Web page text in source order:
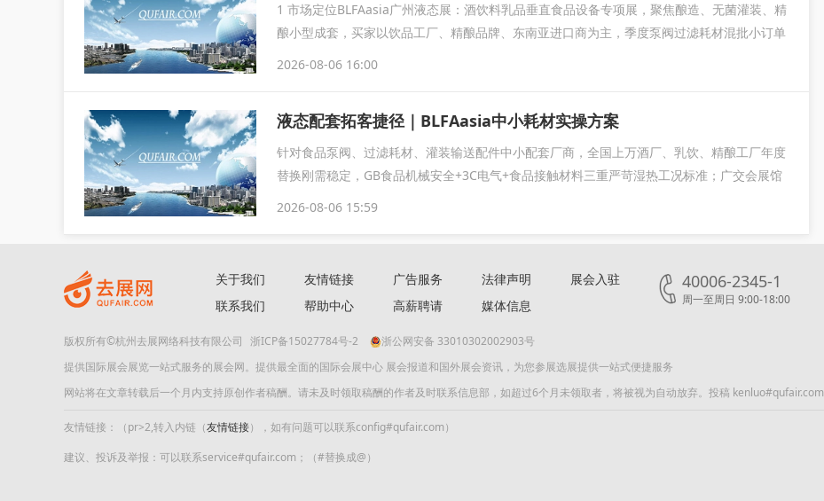
1 市场定位BLFAasia广州液态展：酒饮料乳品垂直食品设备专项展，聚焦酿造、无菌灌装、精
酿小型成套，买家以饮品工厂、精酿品牌、东南亚进口商为主，季度泵阀过滤耗材混批小订单
2026-08-06 16:00
液态配套拓客捷径｜BLFAasia中小耗材实操方案
针对食品泵阀、过滤耗材、灌装输送配件中小配套厂商，全国上万酒厂、乳饮、精酿工厂年度
替换刚需稳定，GB食品机械安全+3C电气+食品接触材料三重严苛湿热工况标准；广交会展馆
2026-08-06 15:59
关于我们
联系我们
友情链接
帮助中心
广告服务
高薪聘请
法律声明
媒体信息
展会入驻 40006-2345-1
周一至周日 9:00-18:00
版权所有©杭州去展网络科技有限公司 浙ICP备15027784号-2
浙公网安备 33010302002903号
提供国际展会展览一站式服务的展会网。提供最全面的国际会展中心 展会报道和国外展会资讯，为您参展选展提供一站式便捷服务
网站将在文章转载后一个月内支持原创作者稿酬。请未及时领取稿酬的作者及时联系信息部，如超过6个月未领取者，将被视为自动放弃。投稿 kenluo#qufair.com
友情链接：（pr>2,转入内链（友情链接），如有问题可以联系config#qufair.com）
建议、投诉及举报：可以联系service#qufair.com；（#替换成@）